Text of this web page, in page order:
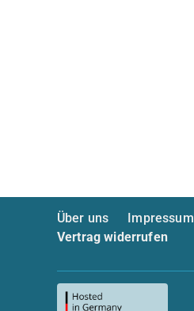
Über uns Impressum
Vertrag widerrufen